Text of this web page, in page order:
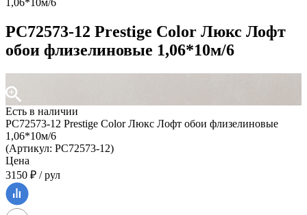
1,06*10м/6
PC72573-12 Prestige Color Люкс Лофт
обои флизелиновые 1,06*10м/6
Есть в наличии
PC72573-12 Prestige Color Люкс Лофт обои флизелиновые
1,06*10м/6
(Артикул: PC72573-12)
Цена
3150 ₽ / рул